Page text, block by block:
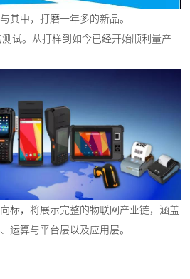
其中，打磨一年多的新品。
测试。从打样到如今已经开始顺利量产
标，将展示完整的物联网产业链，涵盖
运算与平台层以及应用层。